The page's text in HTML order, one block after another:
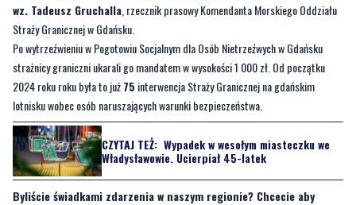
wz. Tadeusz Gruchalla , rzecznik prasowy Komendanta Morskiego Oddziału
Straży Granicznej w Gdańsku.
Po wytrzeźwieniu w Pogotowiu Socjalnym dla Osób Nietrzeźwych w Gdańsku
strażnicy graniczni ukarali go mandatem w wysokości 1 000 zł. Od początku
2024 roku roku była to już75 interwencja Straży Granicznej na gdańskim
lotnisku wobec osób naruszających warunki bezpieczeństwa.
CZYTAJ TEŻ: Wypadek w wesołym miasteczku we
Władysławowie. Ucierpiał 45-latek
Byliście świadkami zdarzenia w naszym regionie? Chcecie aby